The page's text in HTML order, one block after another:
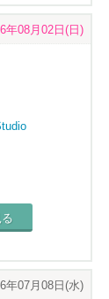
年08月02日(日)
年07月08日(水)